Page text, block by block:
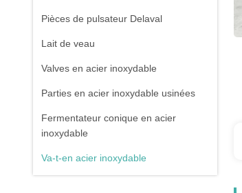
Pièces de pulsateur Delaval
Lait de veau
Valves en acier inoxydable
Parties en acier inoxydable usinées
Fermentateur conique en acier
inoxydable
Va-t-en acier inoxydable